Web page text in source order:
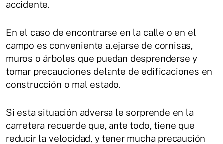
accidente.
En el caso de encontrarse en la calle o en el
campo es conveniente alejarse de cornisas,
muros o árboles que puedan desprenderse y
tomar precauciones delante de edificaciones en
construcción o mal estado.
Si esta situación adversa le sorprende en la
carretera recuerde que, ante todo, tiene que
reducir la velocidad, y tener mucha precaución